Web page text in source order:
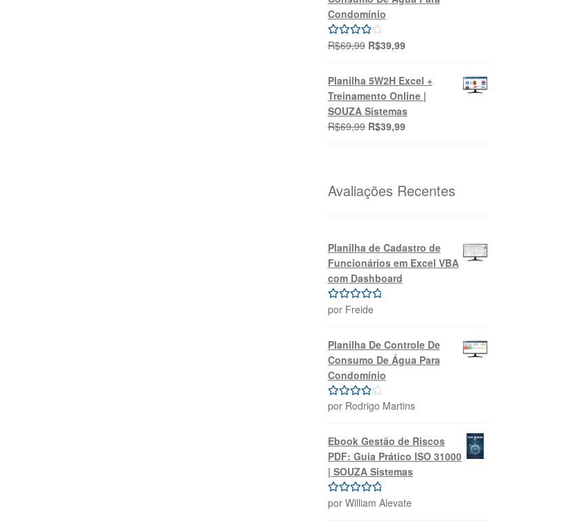
R$49,90.R$39,90.
Condomínio
Avaliação
R$69,99 O
original
era:
R$69,99.
R$39,99O
atual
é:
R$39,99.
Planilha 5W2H Excel +
Treinamento Online |
SOUZA Sistemas
R$69,99 O
R$69,99.
R$39,99O
R$39,99.
Avaliações Recentes
Planilha de Cadastro de
Funcionários em Excel VBA
com Dashboard
Avaliação5
por Freide
Planilha De Controle De
Consumo De Água Para
Condomínio
Avaliação
por Rodrigo Martins
Ebook Gestão de Riscos
PDF: Guia Prático ISO 31000
| SOUZA Sistemas
Avaliação5
por William Alevate